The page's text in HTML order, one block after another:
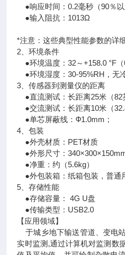
●响应时间：0.2毫秒（90％以
●输入阻抗：1013Ω
*注意：这些典型性能参数的详
2、环境条件
●环境温度：32～+158.0 °F（
●环境湿度：30-95%RH，无
3、传感器到测量仪的距离
●直流测试：长距离25米（82
●交流测试：长距离10米（
●单芯屏蔽线：Ф1.0mm；
4、包装
●外壳材质：PET材质
●外形尺寸：
●净重：约（5.6kg）
●外包装箱：纸箱包装，普通
5、存储性能
●存储容量： 4G U盘
●传输类型：USB2.0
【应用领域】
于城乡地下输送管道、变电
实时监测,通过计算机对监测数